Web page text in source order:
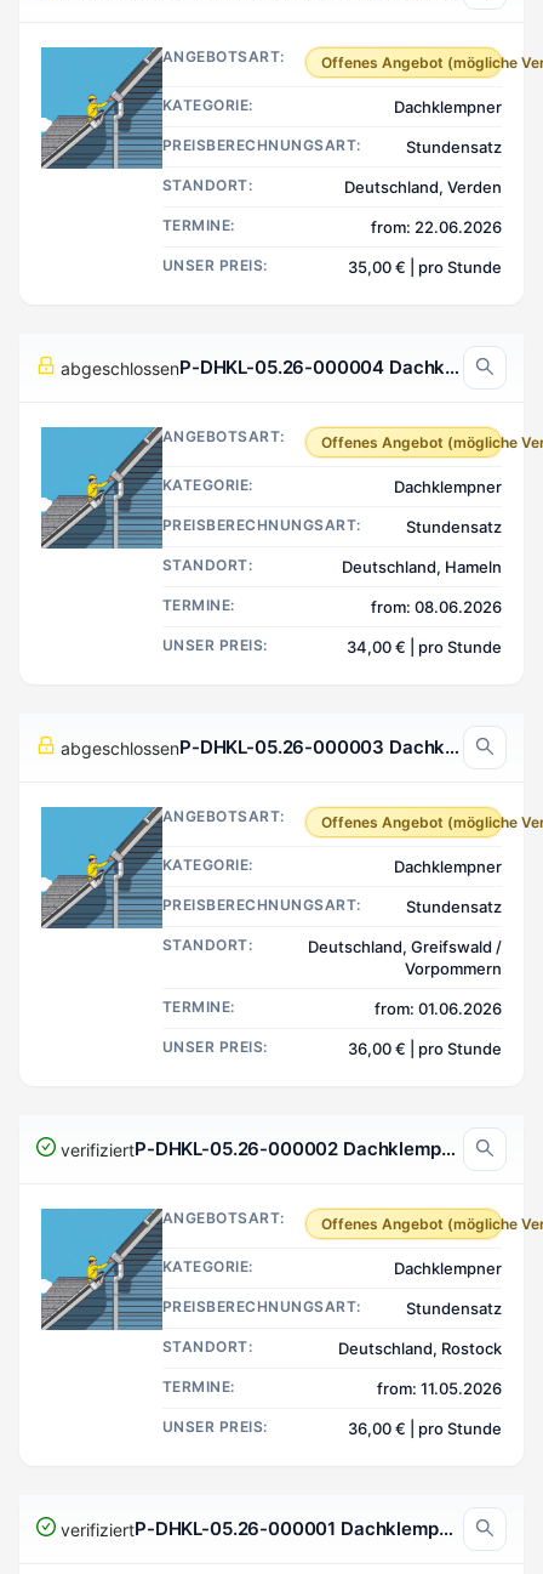
ANGEBOTSART: Offenes Angebot (mögliche
KATEGORIE: Dachklempner
PREISBERECHNUNGSART: Stundensatz
STANDORT: Deutschland, Verden
TERMINE: from: 22.06.2026
UNSER PREIS: 35,00 € | pro Stunde
abgeschlossen P-DHKL-05.26-000004 Dachklempner, Hameln Deutschland
ANGEBOTSART: Offenes Angebot (mögliche
KATEGORIE: Dachklempner
PREISBERECHNUNGSART: Stundensatz
STANDORT: Deutschland, Hameln
TERMINE: from: 08.06.2026
UNSER PREIS: 34,00 € | pro Stunde
abgeschlossen P-DHKL-05.26-000003 Dachklempner, Greifswald / Vorpommern Deutschland
ANGEBOTSART: Offenes Angebot (mögliche
KATEGORIE: Dachklempner
PREISBERECHNUNGSART: Stundensatz
STANDORT:
Deutschland, Greifswald /
Vorpommern
TERMINE: from: 01.06.2026
UNSER PREIS: 36,00 € | pro Stunde
verifiziert P-DHKL-05.26-000002 Dachklempner, Rostock Deutschland
ANGEBOTSART: Offenes Angebot (mögliche
KATEGORIE: Dachklempner
PREISBERECHNUNGSART: Stundensatz
STANDORT: Deutschland, Rostock
TERMINE: from: 11.05.2026
UNSER PREIS: 36,00 € | pro Stunde
verifiziert P-DHKL-05.26-000001 Dachklempner, Köln Deutschland